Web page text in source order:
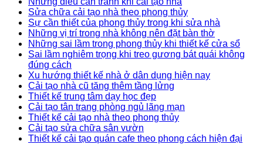
Sửa chữa cải tạo nhà theo phong thủy
Sự cần thiết của phong thủy trong khi sửa nhà
Những vị trí trong nhà không nên đặt bàn thờ
Những sai lầm trong phong thủy khi thiết kế cửa sổ
Sai lầm nghiêm trọng khi treo gương bát quái không
đúng cách
Xu hướng thiết kế nhà ở dân dụng hiện nay
Cải tạo nhà cũ tăng thêm tầng lửng
Thiết kế trung tâm dạy học đẹp
Cải tạo tân trang phòng ngủ lãng mạn
Thiết kế cải tạo nhà theo phong thủy
Cải tạo sửa chữa sân vườn
Thiết kế cải tạo quán cafe theo phong cách hiện đại